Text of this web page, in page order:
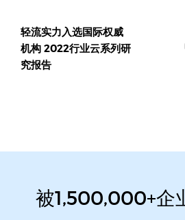
导
航轻流实力入选国际权威
机构 2022行业云系列研
究报告
被1,500,000+企